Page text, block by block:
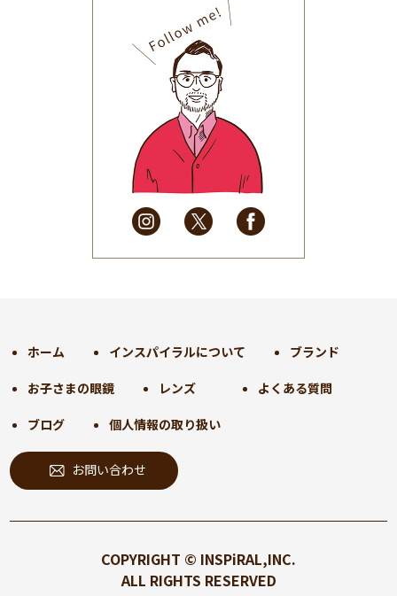
(32)
2025年9月(30)
2025年8月(31)
2025年7月(37)
2025年6月(48)
2025年5月
(41)
2025年4月
(32)
2025年3月(31)
2025年2月
(28)
2025年1月
(34)
2024年9月(30)
2024年7月(31)
2024年6月(30)
2024年5月
2024年4月 (32)
2024年2月(31)
2024年1月(45)
2023年12月(31)
ホーム インスパイラルについて ブランド
お子さまの眼鏡 レンズ よくある質問
ブログ 個人情報の取り扱い
お問い合わせ
COPYRIGHT © INSPiRAL,INC.
ALL RIGHTS RESERVED